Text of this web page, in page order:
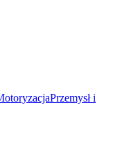
Przemysł i